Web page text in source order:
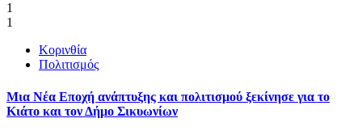
1
1
Κορινθία
Πολιτισμός
Μια Νέα Εποχή ανάπτυξης και πολιτισμού ξεκίνησε για το
Κιάτο και τον Δήμο Σικυωνίων